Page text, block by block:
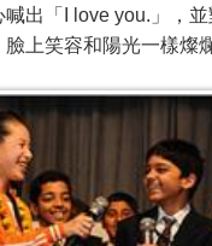
喊出「I love you.」，
上笑容和陽光一樣燦